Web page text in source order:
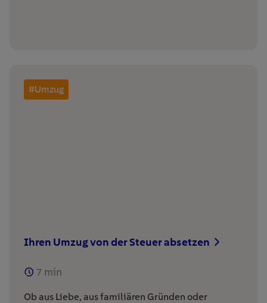
#Umzug
Ihren Umzug von der Steuer absetzen
7 min
Ob aus Liebe, aus familiären Gründen oder